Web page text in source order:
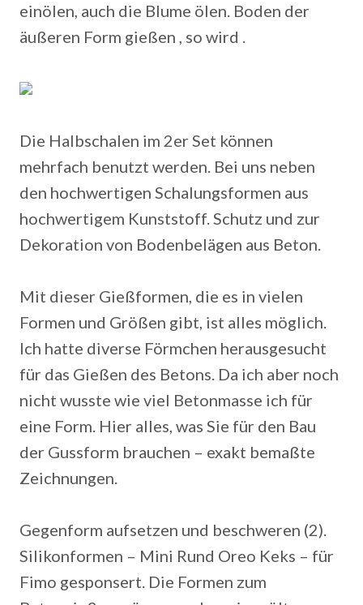
einölen, auch die Blume ölen. Boden der
äußeren Form gießen , so wird .
Die Halbschalen im 2er Set können
mehrfach benutzt werden. Bei uns neben
den hochwertigen Schalungsformen aus
hochwertigem Kunststoff. Schutz und zur
Dekoration von Bodenbelägen aus Beton.
Mit dieser Gießformen, die es in vielen
Formen und Größen gibt, ist alles möglich.
Ich hatte diverse Förmchen herausgesucht
für das Gießen des Betons. Da ich aber noch
nicht wusste wie viel Betonmasse ich für
eine Form. Hier alles, was Sie für den Bau
der Gussform brauchen – exakt bemaßte
Zeichnungen.
Gegenform aufsetzen und beschweren (2).
Silikonformen – Mini Rund Oreo Keks – für
Fimo gesponsert. Die Formen zum